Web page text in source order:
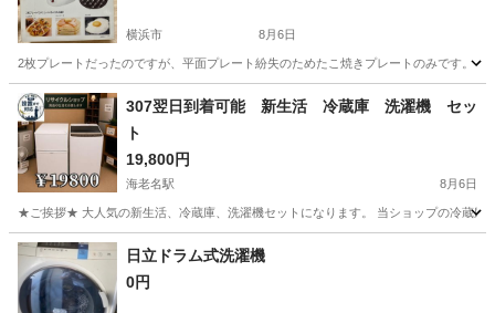
横浜市 8月6日
2枚プレートだったのですが、平面プレート紛失のためたこ焼きプレートのみです。
神奈川 横浜市 キッチン家電 たこ焼き
307翌日到着可能 新生活 冷蔵庫 洗濯機 セッ
ト
19,800円
海老名駅 8月6日
★ご挨拶★ 大人気の新生活、冷蔵庫、洗濯機セットになります。 当ショップの冷蔵庫
神奈川 海老名市 海老名駅 生活家電
日立ドラム式洗濯機
0円